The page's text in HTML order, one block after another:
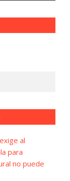
al
para
no puede